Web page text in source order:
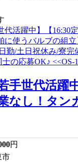
手世代活躍
なし！タン
円
市